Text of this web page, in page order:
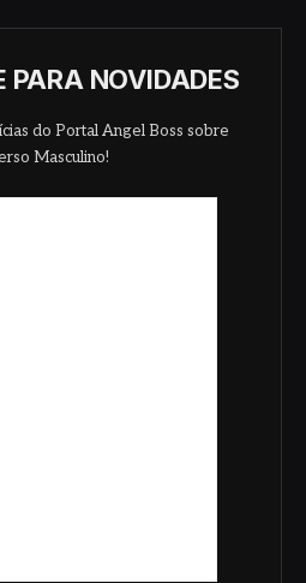
PARA NOVIDADES
do Portal Angel Boss sobre
Masculino!